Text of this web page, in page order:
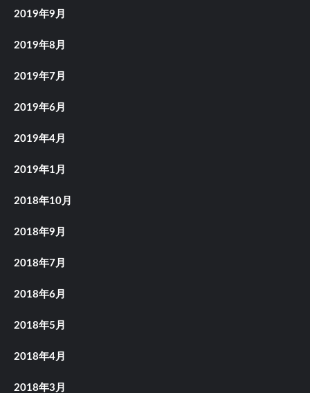
2019年9月
2019年8月
2019年7月
2019年6月
2019年4月
2019年1月
2018年10月
2018年9月
2018年7月
2018年6月
2018年5月
2018年4月
2018年3月